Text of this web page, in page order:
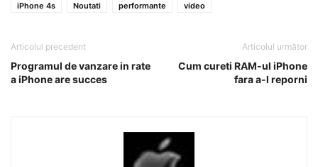
iPhone 4s
Noutati performante video
Articolul precedent
Programul de vanzare in rate
a iPhone are succes
Articolul următor
Cum cureti RAM-ul iPhone
fara a-l reporni